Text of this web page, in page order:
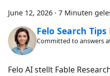
June 12, 2026 · 7 Minuten
Felo Search
Committed to answers
Felo AI stellt Fable